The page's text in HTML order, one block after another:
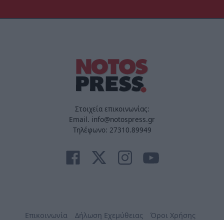
Στοιχεία επικοινωνίας:
Email. info@notospress.gr
Τηλέφωνο: 27310.89949
Επικοινωνία Δήλωση Εχεμύθειας Όροι Χρήσης